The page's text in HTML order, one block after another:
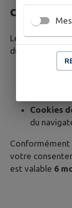
cookies
Les cookies
durée de vie
Cookies
Cookies
Cookies
du
votre
est valable 6